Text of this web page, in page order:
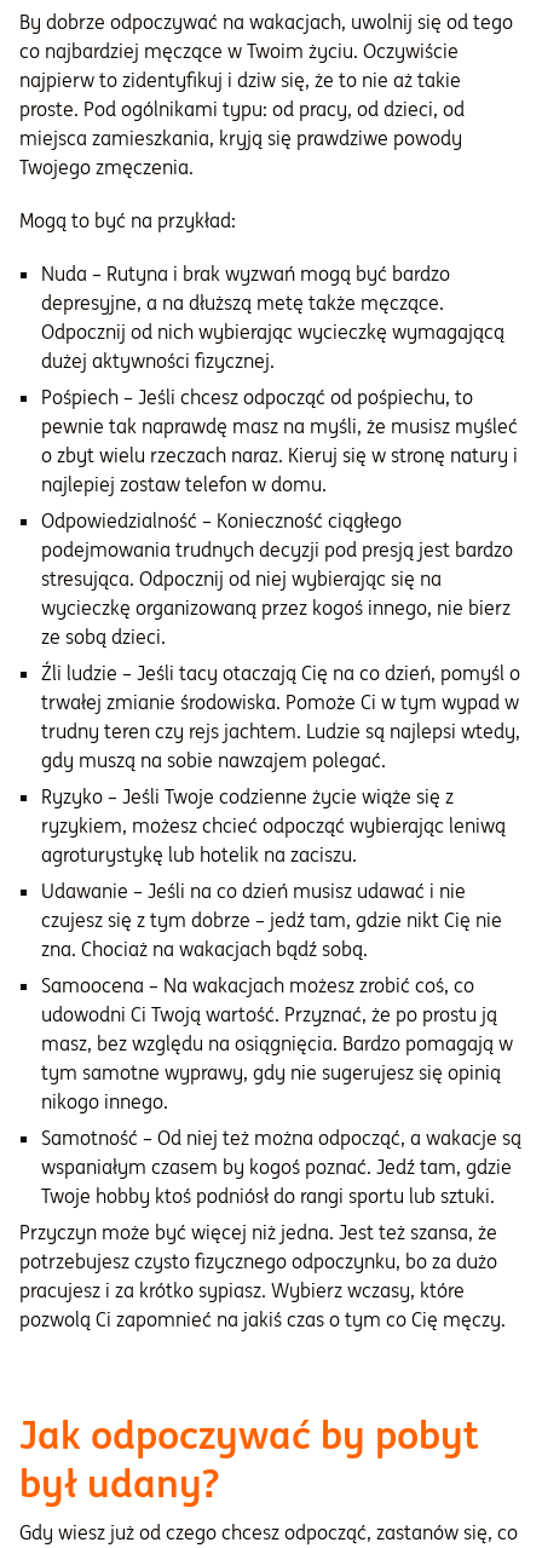
By dobrze odpoczywać na wakacjach, uwolnij się od tego
co najbardziej męczące w Twoim życiu. Oczywiście
najpierw to zidentyfikuj i dziw się, że to nie aż takie
proste. Pod ogólnikami typu: od pracy, od dzieci, od
miejsca zamieszkania, kryją się prawdziwe powody
Twojego zmęczenia.
Mogą to być na przykład:
Nuda – Rutyna i brak wyzwań mogą być bardzo
depresyjne, a na dłuższą metę także męczące.
Odpocznij od nich wybierając wycieczkę wymagającą
dużej aktywności fizycznej.
Pośpiech – Jeśli chcesz odpocząć od pośpiechu, to
pewnie tak naprawdę masz na myśli, że musisz myśleć
o zbyt wielu rzeczach naraz. Kieruj się w stronę natury i
najlepiej zostaw telefon w domu.
Odpowiedzialność – Konieczność ciągłego
podejmowania trudnych decyzji pod presją jest bardzo
stresująca. Odpocznij od niej wybierając się na
wycieczkę organizowaną przez kogoś innego, nie bierz
ze sobą dzieci.
Źli ludzie – Jeśli tacy otaczają Cię na co dzień, pomyśl o
trwałej zmianie środowiska. Pomoże Ci w tym wypad w
trudny teren czy rejs jachtem. Ludzie są najlepsi wtedy,
gdy muszą na sobie nawzajem polegać.
Ryzyko – Jeśli Twoje codzienne życie wiąże się z
ryzykiem, możesz chcieć odpocząć wybierając leniwą
agroturystykę lub hotelik na zaciszu.
Udawanie – Jeśli na co dzień musisz udawać i nie
czujesz się z tym dobrze – jedź tam, gdzie nikt Cię nie
zna. Chociaż na wakacjach bądź sobą.
Samoocena – Na wakacjach możesz zrobić coś, co
udowodni Ci Twoją wartość. Przyznać, że po prostu ją
masz, bez względu na osiągnięcia. Bardzo pomagają w
tym samotne wyprawy, gdy nie sugerujesz się opinią
nikogo innego.
Samotność – Od niej też można odpocząć, a wakacje są
wspaniałym czasem by kogoś poznać. Jedź tam, gdzie
Twoje hobby ktoś podniósł do rangi sportu lub sztuki.
Przyczyn może być więcej niż jedna. Jest też szansa, że
potrzebujesz czysto fizycznego odpoczynku, bo za dużo
pracujesz i za krótko sypiasz. Wybierz wczasy, które
pozwolą Ci zapomnieć na jakiś czas o tym co Cię męczy.
Jak odpoczywać by pobyt
był udany?
Gdy wiesz już od czego chcesz odpocząć, zastanów się, co